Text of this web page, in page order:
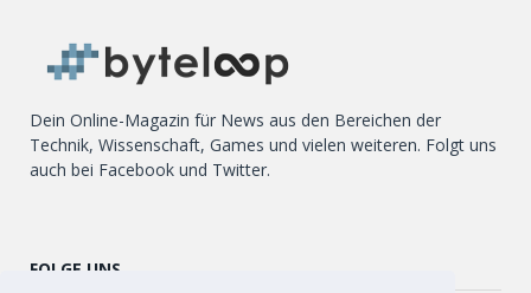
Dein Online-Magazin für News aus den Bereichen der
Technik, Wissenschaft, Games und vielen weiteren. Folgt uns
auch bei Facebook und Twitter.
FOLGE UNS